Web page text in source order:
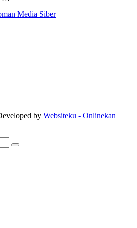
Media Siber
by Websiteku - Onlinekan